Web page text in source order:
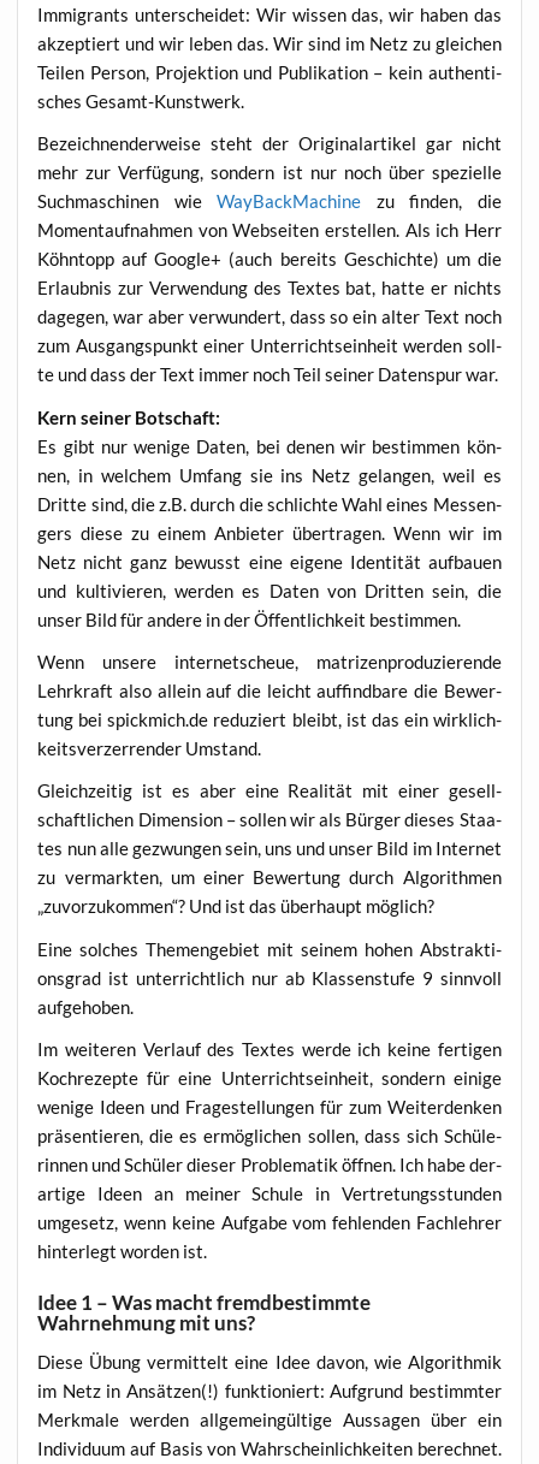
Immi­grants unter­schei­det: Wir wis­sen das, wir haben das
akzep­tiert und wir leben das. Wir sind im Netz zu glei­chen
Tei­len Per­son, Pro­jek­ti­on und Publi­ka­ti­on – kein authen­ti­
sches Gesamt-Kunstwerk.
Bezeich­nen­der­wei­se steht der Ori­gi­nal­ar­ti­kel gar nicht
mehr zur Ver­fü­gung, son­dern ist nur noch über spe­zi­el­le
Such­ma­schi­nen wieWay­Back­Ma­chi­ne zu fin­den, die
Moment­auf­nah­men von Web­sei­ten erstel­len. Als ich Herr
Köhn­topp auf Goog­le+ (auch bereits Geschich­te) um die
Erlaub­nis zur Ver­wen­dung des Tex­tes bat, hat­te er nichts
dage­gen, war aber ver­wun­dert, dass so ein alter Text noch
zum Aus­gangs­punkt einer Unter­richts­ein­heit wer­den soll­
te und dass der Text immer noch Teil sei­ner Daten­spur war.
Kern sei­ner Botschaft:
Es gibt nur weni­ge Daten, bei denen wir bestim­men kön­
nen, in wel­chem Umfang sie ins Netz gelan­gen, weil es
Drit­te sind, die z.B. durch die schlich­te Wahl eines Mes­sen­
gers die­se zu einem Anbie­ter über­tra­gen. Wenn wir im
Netz nicht ganz bewusst eine eige­ne Iden­ti­tät auf­bau­en
und kul­ti­vie­ren, wer­den es Daten von Drit­ten sein, die
unser Bild für ande­re in der Öffent­lich­keit bestimmen.
Wenn unse­re inter­net­scheue, matri­zen­pro­du­zie­ren­de
Lehr­kraft also allein auf die leicht auf­find­ba­re die Bewer­
tung bei spickmich.de redu­ziert bleibt, ist das ein wirk­lich­
keits­ver­zer­ren­der Umstand.
Gleich­zei­tig ist es aber eine Rea­li­tät mit einer gesell­
schaft­li­chen Dimen­si­on – sol­len wir als Bür­ger die­ses Staa­
tes nun alle gezwun­gen sein, uns und unser Bild im Inter­net
zu ver­mark­ten, um einer Bewer­tung durch Algo­rith­men
„zuvor­zu­kom­men“? Und ist das über­haupt möglich?
Eine sol­ches The­men­ge­biet mit sei­nem hohen Abs­trak­ti­
ons­grad ist unter­richt­lich nur ab Klas­sen­stu­fe 9 sinn­voll
aufgehoben.
Im wei­te­ren Ver­lauf des Tex­tes wer­de ich kei­ne fer­ti­gen
Koch­re­zep­te für eine Unter­richts­ein­heit, son­dern eini­ge
weni­ge Ideen und Fra­ge­stel­lun­gen für zum Wei­ter­den­ken
prä­sen­tie­ren, die es ermög­li­chen sol­len, dass sich Schü­le­
rin­nen und Schü­ler die­ser Pro­ble­ma­tik öff­nen. Ich habe der­
ar­ti­ge Ideen an mei­ner Schu­le in Ver­tre­tungs­stun­den
umge­setz, wenn kei­ne Auf­ga­be vom feh­len­den Fach­leh­rer
hin­ter­legt wor­den ist.
Idee 1 – Was macht fremdbestimmte
Wahrnehmung mit uns?
Die­se Übung ver­mit­telt eine Idee davon, wie Algo­rith­mik
im Netz in Ansät­zen(!) funk­tio­niert: Auf­grund bestimm­ter
Merk­ma­le wer­den all­ge­mein­gül­ti­ge Aus­sa­gen über ein
Indi­vi­du­um auf Basis von Wahr­schein­lich­kei­ten berech­net.